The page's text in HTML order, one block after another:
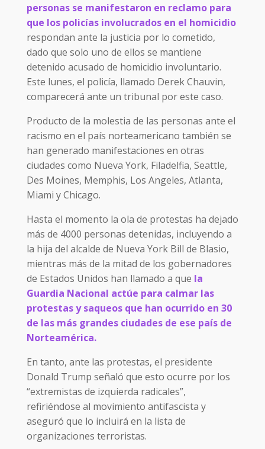
personas se manifestaron en reclamo para
que los policías involucrados en el homicidio
respondan ante la justicia por lo cometido,
dado que solo uno de ellos se mantiene
detenido acusado de homicidio involuntario.
Este lunes, el policía, llamado Derek Chauvin,
comparecerá ante un tribunal por este caso.
Producto de la molestia de las personas ante el
racismo en el país norteamericano también se
han generado manifestaciones en otras
ciudades como Nueva York, Filadelfia, Seattle,
Des Moines, Memphis, Los Angeles, Atlanta,
Miami y Chicago.
Hasta el momento la ola de protestas ha dejado
más de 4000 personas detenidas, incluyendo a
la hija del alcalde de Nueva York Bill de Blasio,
mientras más de la mitad de los gobernadores
de Estados Unidos han llamado a que la
Guardia Nacional actúe para calmar las
protestas y saqueos que han ocurrido en 30
de las más grandes ciudades de ese país de
Norteamérica.
En tanto, ante las protestas, el presidente
Donald Trump señaló que esto ocurre por los
“extremistas de izquierda radicales”,
refiriéndose al movimiento antifascista y
aseguró que lo incluirá en la lista de
organizaciones terroristas.